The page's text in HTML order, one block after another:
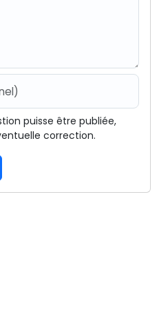
puisse être publiée,
correction.